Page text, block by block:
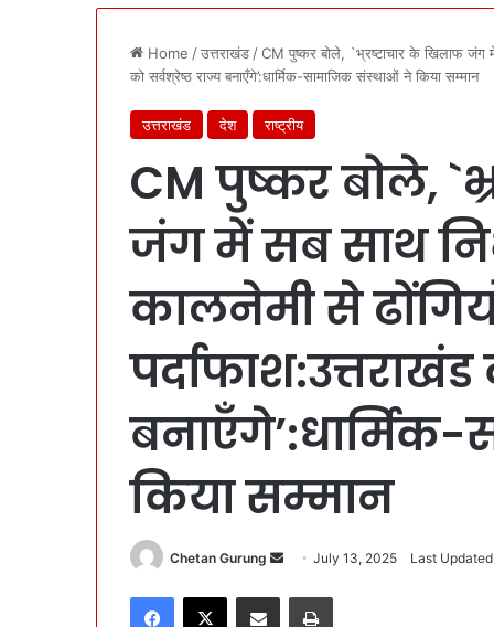
Home /उत्तराखंड /CM पुष्कर बोले, `भ्रष्टाचार के खिलाफ जंग
को सर्वश्रेष्ठ राज्य बनाएँगे’:धार्मिक-सामाजिक संस्थाओं ने किया सम्मान
उत्तराखंड देश राष्ट्रीय
CM पुष्कर बोले,
जंग में सब साथ
कालनेमी से
पर्दाफाश:उत्तराखंड
किया सम्मान
Chetan Gurung July 13, 2025 Last